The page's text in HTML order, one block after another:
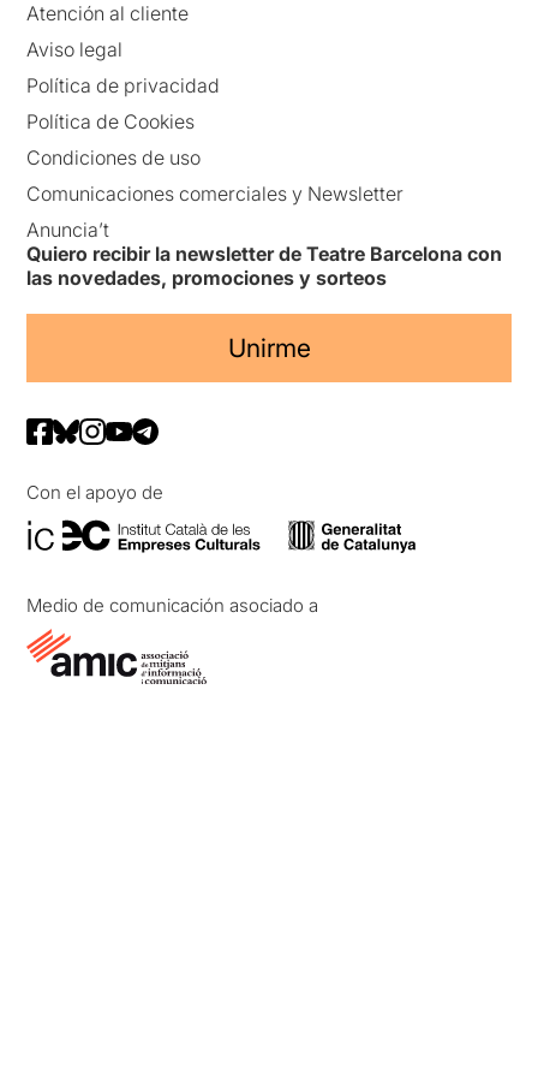
Atención al cliente
Aviso legal
Política de privacidad
Política de Cookies
Condiciones de uso
Comunicaciones comerciales y Newsletter
Anuncia’t
Quiero recibir la newsletter de Teatre Barcelona con
las novedades, promociones y sorteos
Unirme
Con el apoyo de
Medio de comunicación asociado a